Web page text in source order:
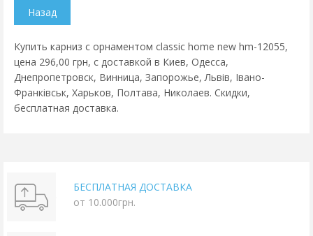
Купить карниз с орнаментом classic home new hm-12055,
цена 296,00 грн, с доставкой в Киев, Одесса,
Днепропетровск, Винница, Запорожье, Львів, Івано-
Франківськ, Харьков, Полтава, Николаев. Скидки,
бесплатная доставка.
БЕСПЛАТНАЯ ДОСТАВКА
от 10.000грн.